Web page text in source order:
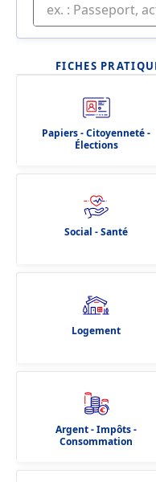
FICHES
Papiers - Citoyenneté -
Élections
Social - Santé
Logement
Argent - Impôts -
Consommation